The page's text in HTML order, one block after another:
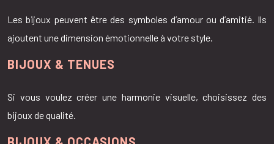
Les bijoux peuvent être des symboles d’amour ou d’amitié. Ils
ajoutent une dimension émotionnelle à votre style.
BIJOUX & TENUES
Si vous voulez créer une harmonie visuelle, choisissez des
bijoux de qualité.